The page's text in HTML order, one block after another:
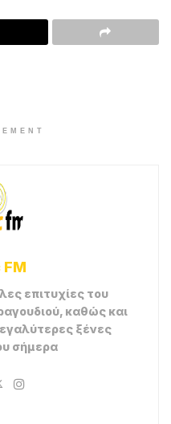
επιτυχίες του
καθώς και
ξένες
σήμερα